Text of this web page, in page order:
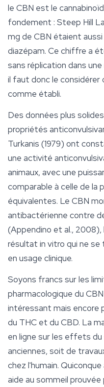
le CBN est le
fondement : Steep Hill
mg de CBN étaient
diazépam. Ce chiffre a
sans réplication dans
il faut donc le considérer
comme établi.
Des données plus
propriétés
Turkanis (1979) ont
une activité
animaux, avec une
comparable à celle de la
équivalentes. Le CBN
antibactérienne contre
(Appendino et al., 2008),
résultat in vitro qui ne
en usage clinique.
Soyons francs sur les
pharmacologique du
intéressant mais encore
du THC et du CBD. La
en ligne sur les effets
anciennes, soit de
chez l'humain.
aide au sommeil prouvée